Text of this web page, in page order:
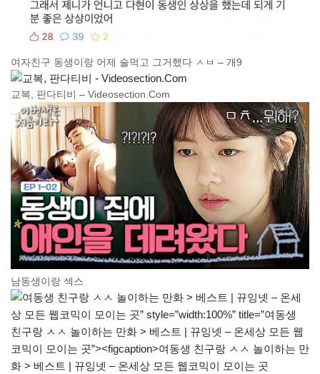
여자친구 동생이랑 어제 술먹고 그거했다 ㅅㅂ – 개9
교복, 판다티비 – Videosection.Com
남동생이랑 섹스